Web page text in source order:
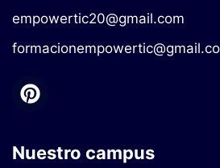
empowertic20@gmail.com
Nuestro campus